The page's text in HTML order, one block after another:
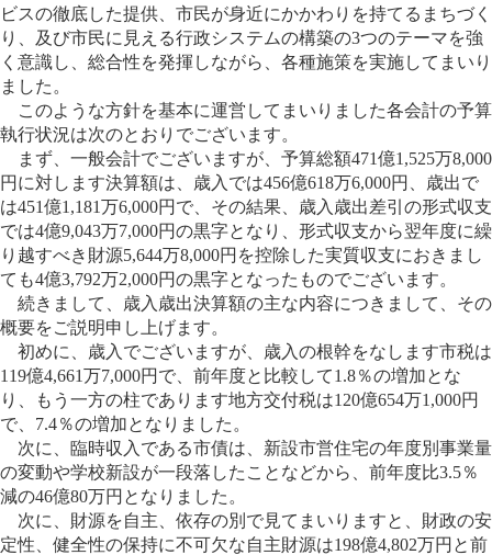
ビスの徹底した提供、市民が身近にかかわりを持てるまちづく
り、及び市民に見える行政システムの構築の3つのテーマを強
く意識し、総合性を発揮しながら、各種施策を実施してまいり
ました。
このような方針を基本に運営してまいりました各会計の予算
執行状況は次のとおりでございます。
まず、一般会計でございますが、予算総額471億1,525万8,000
円に対します決算額は、歳入では456億618万6,000円、歳出で
は451億1,181万6,000円で、その結果、歳入歳出差引の形式収支
では4億9,043万7,000円の黒字となり、形式収支から翌年度に繰
り越すべき財源5,644万8,000円を控除した実質収支におきまし
ても4億3,792万2,000円の黒字となったものでございます。
続きまして、歳入歳出決算額の主な内容につきまして、その
概要をご説明申し上げます。
初めに、歳入でございますが、歳入の根幹をなします市税は
119億4,661万7,000円で、前年度と比較して1.8％の増加とな
り、もう一方の柱であります地方交付税は120億654万1,000円
で、7.4％の増加となりました。
次に、臨時収入である市債は、新設市営住宅の年度別事業量
の変動や学校新設が一段落したことなどから、前年度比3.5％
減の46億80万円となりました。
次に、財源を自主、依存の別で見てまいりますと、財政の安
定性、健全性の保持に不可欠な自主財源は198億4,802万円と前